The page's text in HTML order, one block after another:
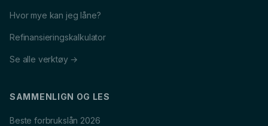
Hvor mye kan jeg låne?
Refinansieringskalkulator
Se alle verktøy →
SAMMENLIGN OG LES
Beste forbrukslån 2026